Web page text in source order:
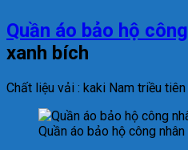
Quần áo bảo hộ
xanh bích
Chất liệu vải : kaki Nam triều tiên
Quần áo bảo hộ công